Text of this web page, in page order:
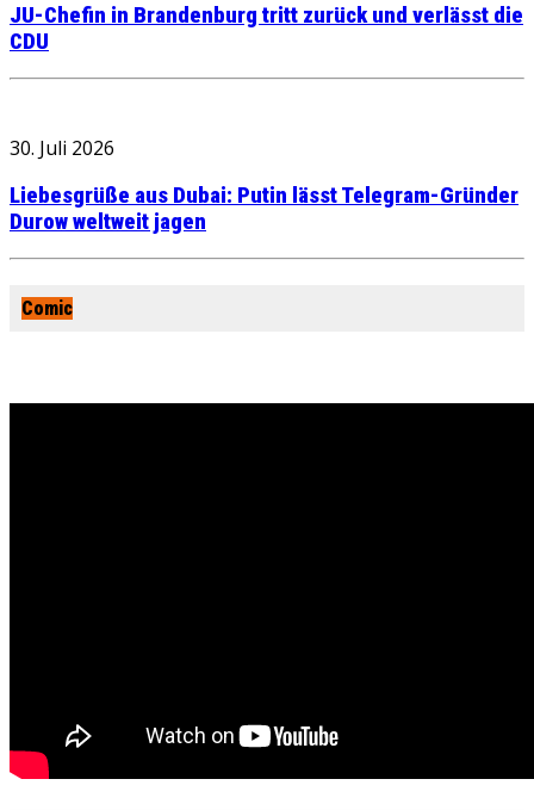
JU-Chefin in Brandenburg tritt zurück und verlässt die
CDU
30. Juli 2026
Liebesgrüße aus Dubai: Putin lässt Telegram-Gründer
Durow weltweit jagen
Comic